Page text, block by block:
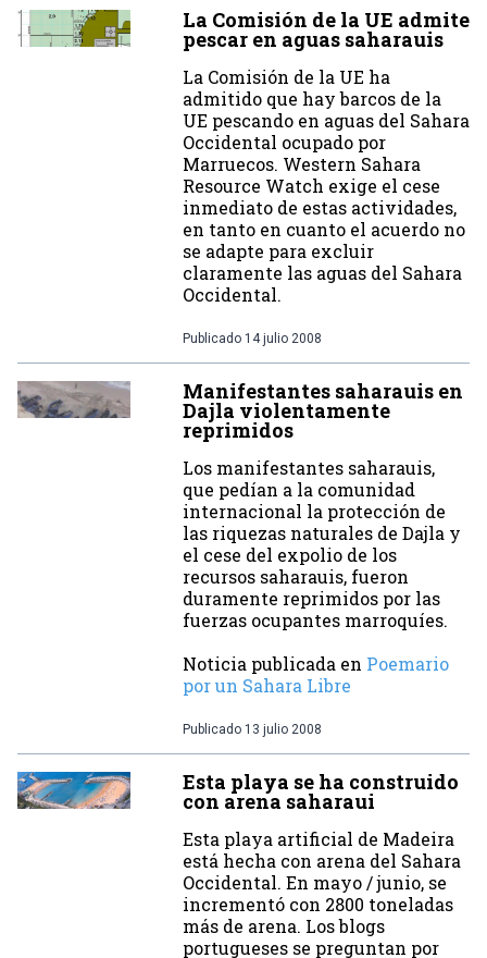
La Comisión de la UE admite
pescar en aguas saharauis
La Comisión de la UE ha
admitido que hay barcos de la
UE pescando en aguas del Sahara
Occidental ocupado por
Marruecos. Western Sahara
Resource Watch exige el cese
inmediato de estas actividades,
en tanto en cuanto el acuerdo no
se adapte para excluir
claramente las aguas del Sahara
Occidental.
Publicado 14 julio 2008
Manifestantes saharauis en
Dajla violentamente
reprimidos
Los manifestantes saharauis,
que pedían a la comunidad
internacional la protección de
las riquezas naturales de Dajla y
el cese del expolio de los
recursos saharauis, fueron
duramente reprimidos por las
fuerzas ocupantes marroquíes.
Noticia publicada en Poemario
por un Sahara Libre
Publicado 13 julio 2008
Esta playa se ha construido
con arena saharaui
Esta playa artificial de Madeira
está hecha con arena del Sahara
Occidental. En mayo / junio, se
incrementó con 2800 toneladas
más de arena. Los blogs
portugueses se preguntan por